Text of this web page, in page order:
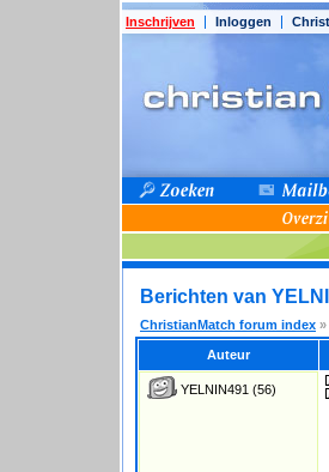
Inschrijven Inloggen
Berichten van
ChristianMatch forum index »
Auteur
YELNIN491 (56)